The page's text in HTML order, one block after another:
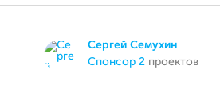
Сергей Семухин
спонсор 2 проектов